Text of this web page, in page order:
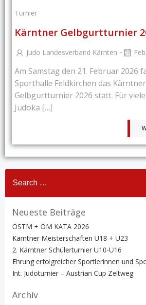
Turnier
Kärntner Gelbgurtturnier
Judo Landesverband Kärnten -
Am Samstag den 21. Februar 2026
Sporthalle Feldkirchen das Kärntner
Gelbgurtturnier 2026 statt. Für
Judoka […]
Search
for:
Neueste Beiträge
ÖSTM + ÖM KATA 2026
Kärntner Meisterschaften U18 + U23
2. Kärntner Schülerturnier U10-U16
Ehrung erfolgreicher Sportlerinnen und
Int. Judoturnier – Austrian Cup Zeltweg
Archiv